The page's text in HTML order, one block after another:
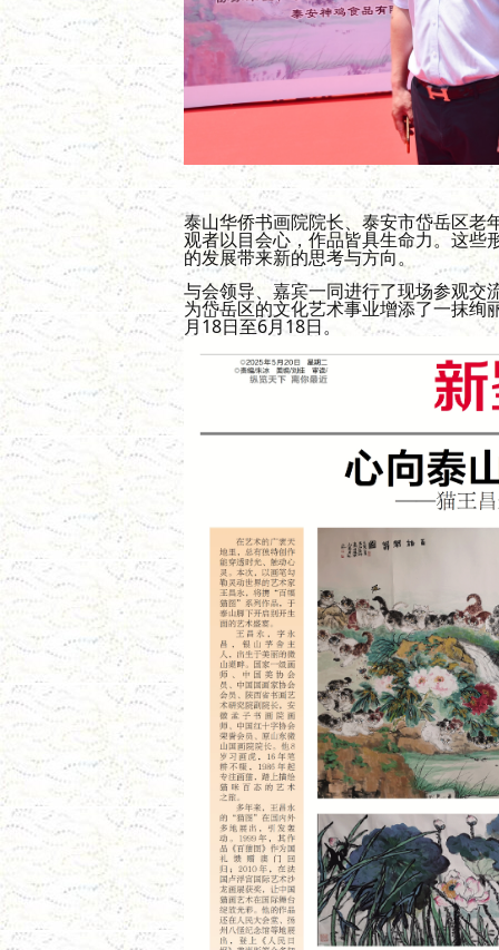
泰山华侨书画院院长、 泰安市岱岳区老
观者以目会心，作品皆具生命力。这些
的发展带来新的思考与方向。
与会领导、嘉宾一同进行了现场参观交
为岱岳区的文化艺术事业增添了一抹绚
月18日至6月18日。